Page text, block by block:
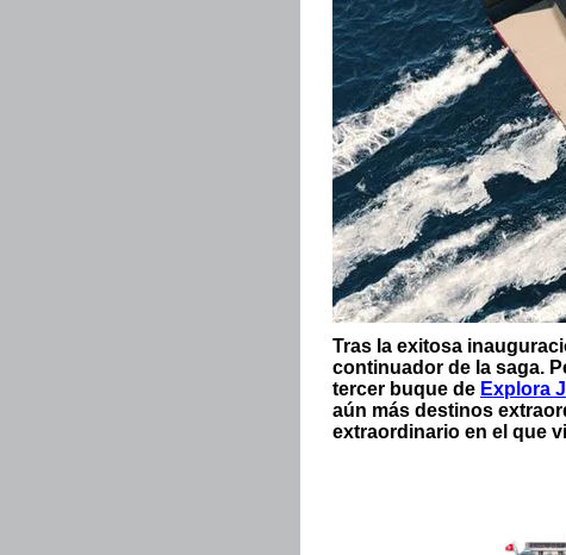
Tras la exitosa
continuador de la saga.
tercer buque de Explora
aún más destinos
extraordinario en el que